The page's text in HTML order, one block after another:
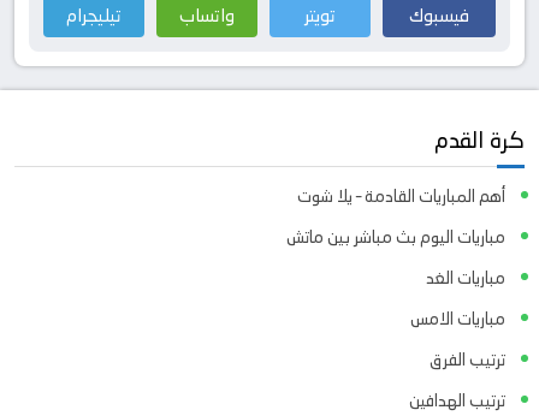
فيسبوك تويتر واتساب تيليجرام
كرة القدم
أهم المباريات القادمة – يلا شوت
مباريات اليوم بث مباشر بين ماتش
مباريات الغد
مباريات الامس
ترتيب الفرق
ترتيب الهدافين